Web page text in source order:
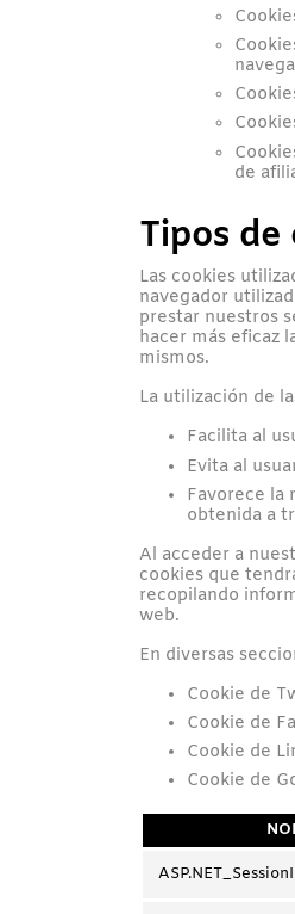
de
Tipos
Las cookies
navegador
prestar nuestros
hacer más eficaz
mismos.
La utilización de
Facilita al
Evita al
Favorece la
obtenida a
Al acceder a
cookies que
recopilando
web.
En diversas
Cookie de
Cookie de
Cookie de
Cookie de